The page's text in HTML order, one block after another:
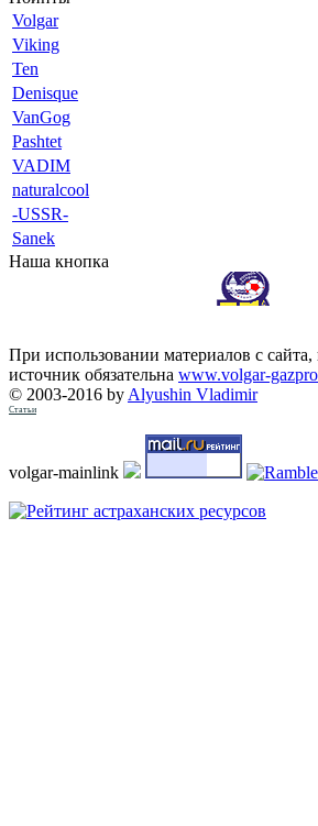
Volgar
Viking
Ten
Denisque
VanGog
Pashtet
VADIM
naturalcool
-USSR-
Sanek
Наша кнопка
При использовании материалов с сайта,
источник обязательна www.volgar-
© 2003-2016 by Alyushin Vladimir
Статьи
volgar-mainlink